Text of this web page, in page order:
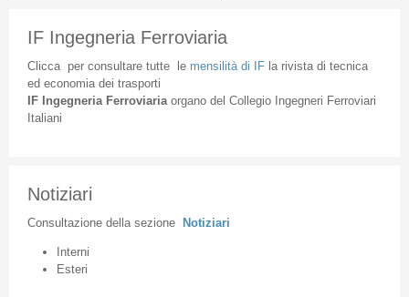
IF Ingegneria Ferroviaria
Cliccaper consultare tuttele mensilità di IFla rivista di tecnica
ed economia dei trasporti
IF Ingegneria Ferroviaria organodel Collegio Ingegneri Ferroviari
Italiani
Notiziari
Consultazione della sezione Notiziari
Interni
Esteri